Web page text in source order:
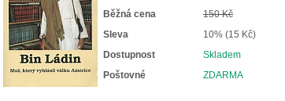
Běžná cena
150 Kč
Sleva
10% (15 Kč)
Dostupnost
Skladem
Poštovné
ZDARMA